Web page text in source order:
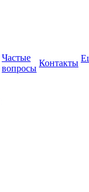
Частые
вопросы
Контакты